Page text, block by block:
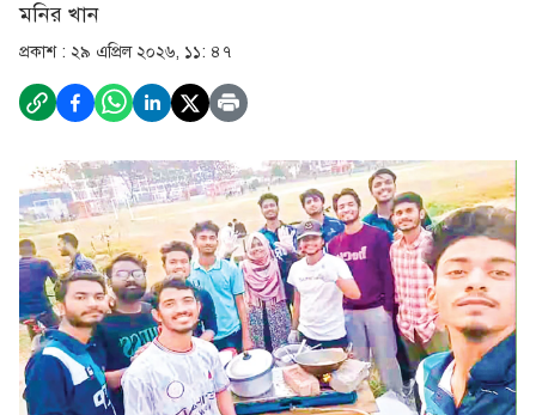
মনির খান
প্রকাশ : ২৯ এপ্রিল ২০২৬, ১১: ৪৭